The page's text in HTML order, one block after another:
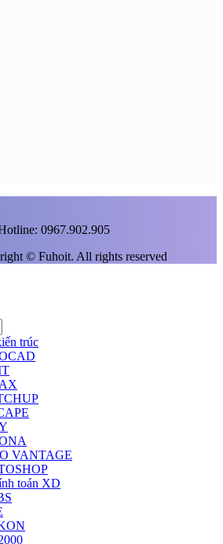
0967.902.905
© Fuhoit. All rights reserved
trúc
VANTAGE
toán XD